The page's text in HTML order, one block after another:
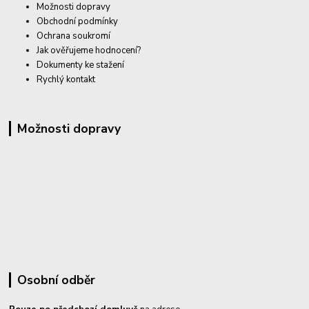
Možnosti dopravy
Obchodní podmínky
Ochrana soukromí
Jak ověřujeme hodnocení?
Dokumenty ke stažení
Rychlý kontakt
Možnosti dopravy
Osobní odběr